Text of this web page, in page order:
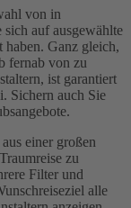
von in
sich auf ausgewählte
haben. Ganz gleich,
fernab von zu
ist garantiert
Sichern auch Sie
einer großen
zu
Filter und
alle